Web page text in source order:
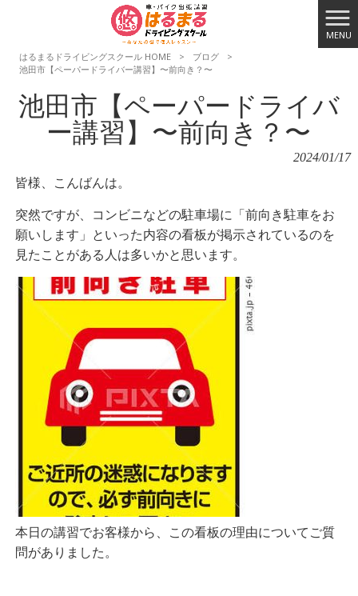
MENU
はるまるドライビングスクール HOME
> ブログ
>
池田市【ペーパードライバー講習】〜前向き？〜
池田市【ペーパードライバ
ー講習】〜前向き？〜
2024/01/17
皆様、こんばんは。
突然ですが、コンビニなどの駐車場に 「前向き駐車をお
願いします」といった内容の看板が掲示されているのを
見たことがある人は多いかと思います。
本日の講習でお客様から、この看板の理由についてご質
問がありました。